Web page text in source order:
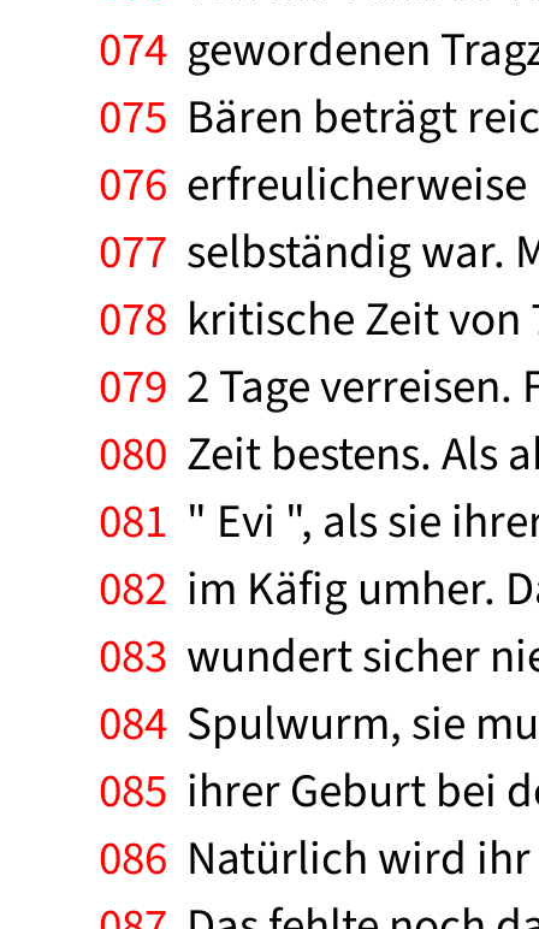
074 gewordenen
075 Bären beträgt
076
077 selbständig war.
078 kritische Zeit
079 2 Tage
080 Zeit bestens. Als
081 " Evi ", als sie
082 im Käfig umher.
083 wundert sicher
084 Spulwurm, sie
085 ihrer Geburt bei
086 Natürlich wird